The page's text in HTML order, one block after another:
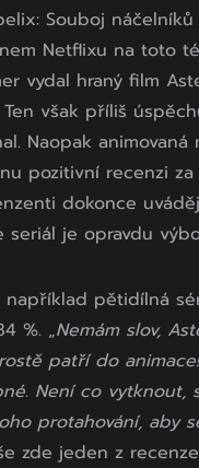
Souboj náčelníků
Netflixu na toto
vydal hraný film
však příliš
Naopak animovaná
pozitivní recenzi za
dokonce
seriál je opravdu
například pětidílná
%. „Nemám slov,
patří do
Není co vytknout,
protahování, aby
zde jeden z